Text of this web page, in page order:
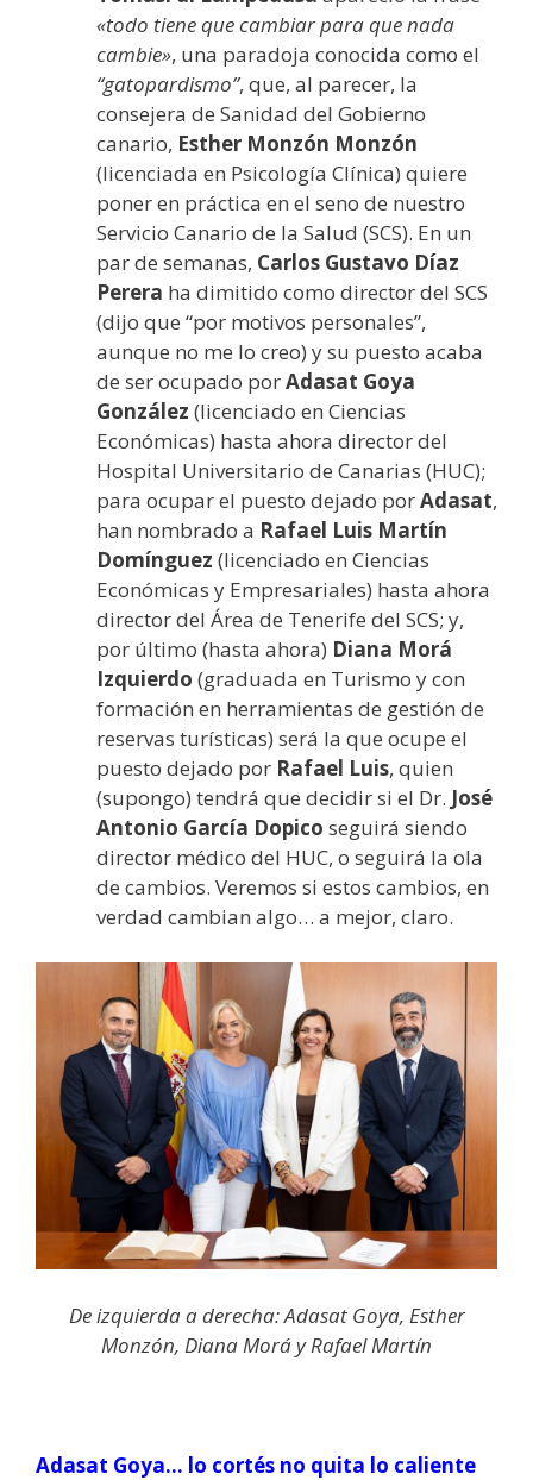
«todo tiene que cambiar para que nada
cambie», una paradoja conocida como el
“gatopardismo”, que, al parecer, la
consejera de Sanidad del Gobierno
canario, Esther Monzón Monzón
(licenciada en Psicología Clínica) quiere
poner en práctica en el seno de nuestro
Servicio Canario de la Salud (SCS). En un
par de semanas, Carlos Gustavo Díaz
Perera ha dimitido como director del SCS
(dijo que “por motivos personales”,
aunque no me lo creo) y su puesto acaba
de ser ocupado porAdasat Goya
González (licenciado en Ciencias
Económicas) hasta ahora director del
Hospital Universitario de Canarias (HUC);
para ocupar el puesto dejado porAdasat,
han nombrado a Rafael Luis Martín
Domínguez (licenciado en Ciencias
Económicas y Empresariales) hasta ahora
director del Área de Tenerife del SCS; y,
por último (hasta ahora) Diana Morá
Izquierdo (graduada en Turismo y con
formación en herramientas de gestión de
reservas turísticas) será la que ocupe el
puesto dejado por Rafael Luis, quien
(supongo) tendrá que decidir si el Dr. José
Antonio García Dopico seguirá siendo
director médico del HUC, o seguirá la ola
de cambios. Veremos si estos cambios, en
verdad cambian algo… a mejor, claro.
De izquierda a derecha: Adasat Goya, Esther
Monzón, Diana Morá y Rafael Martín
Adasat Goya… lo cortés no quita lo caliente